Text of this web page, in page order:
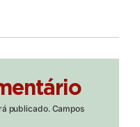
publicado. Campos